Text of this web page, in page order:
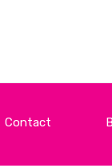
Contact